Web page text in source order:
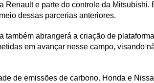
Renault e parte do controle da
dessas parcerias anteriores.
abrangerá a criação de
em avançar nesse campo, visando
de emissões de carbono. Honda e